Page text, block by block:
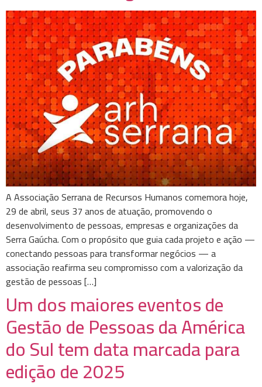
A Associação Serrana de Recursos Humanos comemora hoje,
29 de abril, seus 37 anos de atuação, promovendo o
desenvolvimento de pessoas, empresas e organizações da
Serra Gaúcha. Com o propósito que guia cada projeto e ação —
conectando pessoas para transformar negócios — a
associação reafirma seu compromisso com a valorização da
gestão de pessoas […]
Um dos maiores eventos de
Gestão de Pessoas da América
do Sul tem data marcada para
edição de 2025